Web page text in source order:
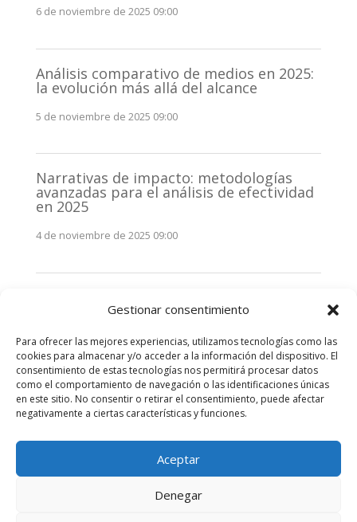
Gestionar consentimiento
Para ofrecer las mejores experiencias, utilizamos tecnologías como las
cookies para almacenar y/o acceder a la información del dispositivo. El
consentimiento de estas tecnologías nos permitirá procesar datos
como el comportamiento de navegación o las identificaciones únicas
en este sitio. No consentir o retirar el consentimiento, puede afectar
negativamente a ciertas características y funciones.
Aceptar
Denegar
6 de noviembre de 2025 09:00
Análisis comparativo de medios en 2025:
la evolución más allá del alcance
5 de noviembre de 2025 09:00
Narrativas de impacto: metodologías
avanzadas para el análisis de efectividad
en 2025
4 de noviembre de 2025 09:00
stakeholders en 2025: La clave de la
3 de noviembre de 2025 09:00
Comentarios recientes